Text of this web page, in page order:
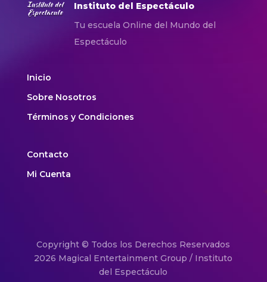
Instituto del Espectáculo
Tu escuela Online del Mundo del
Espectáculo
Inicio
Sobre Nosotros
Términos y Condiciones
Contacto
Mi Cuenta
Copyright © Todos los Derechos Reservados
2026 Magical Entertainment Group / Instituto
del Espectáculo